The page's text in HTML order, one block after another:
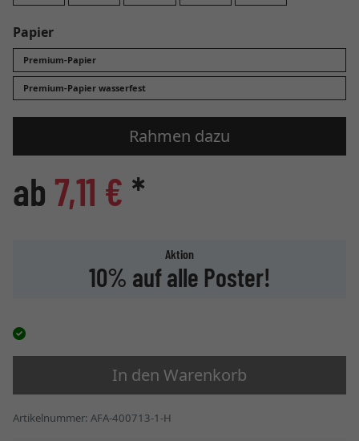
Papier
Premium-Papier
Premium-Papier wasserfest
Rahmen dazu
ab 7,11 € *
Aktion
10% auf alle Poster!
In den Warenkorb
Artikelnummer: AFA-400713-1-H